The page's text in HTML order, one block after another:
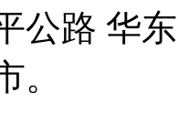
公路 华
。